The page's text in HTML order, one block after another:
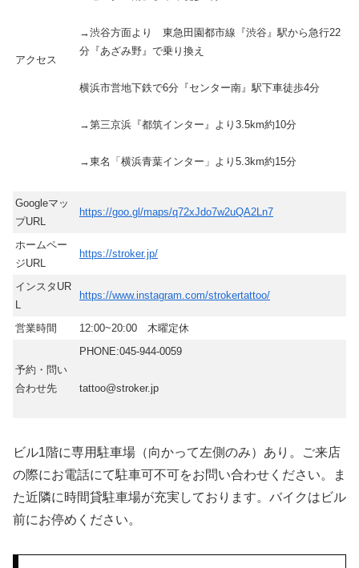
アクセス
→渋谷方面より 東急田園都市線『渋谷』駅から急行22
分『あざみ野』で乗り換え
横浜市営地下鉄で6分『センター南』駅下車徒歩4分
→第三京浜『都筑インター』より3.5km約10分
→東名「横浜青葉インター」より5.3km約15分
Googleマッ
プURL
https://goo.gl/maps/q72xJdo7w2uQA2Ln7
ホームペー
ジURL
https://stroker.jp/
インスタUR
L
https://www.instagram.com/strokertattoo/
営業時間 12:00~20:00 木曜定休
予約・問い
合わせ先
PHONE:045-944-0059
tattoo@stroker.jp
ビル1階に専用駐車場（向かって左側のみ）あり。ご来店
の際にお電話にて駐車可不可をお問い合わせください。ま
た近隣に時間貸駐車場が充実しております。バイクはビル
前にお停めください。